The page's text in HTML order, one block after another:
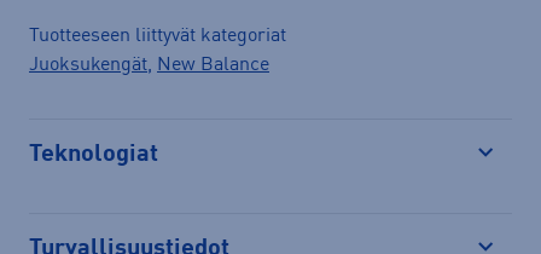
Tuotteeseen liittyvät kategoriat
Juoksukengät, New Balance
Teknologiat